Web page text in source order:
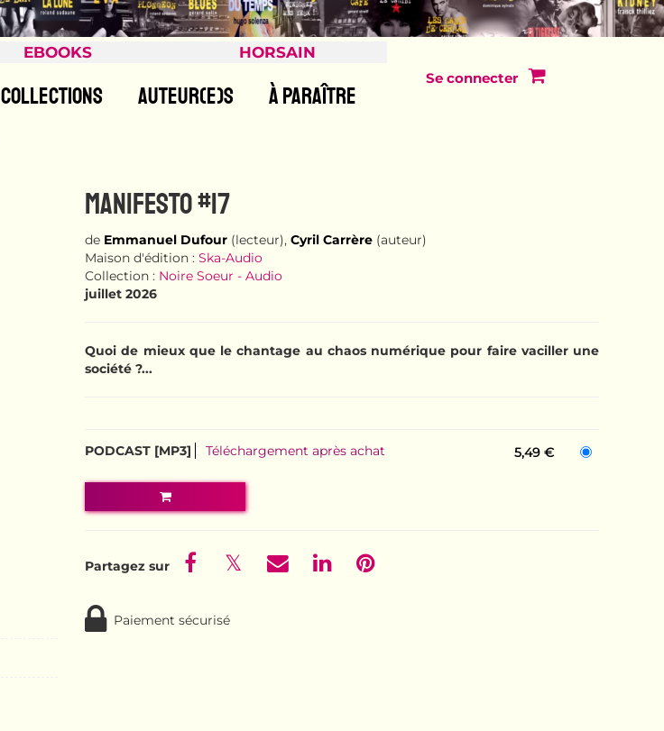
EBOOKS HORSAIN
COLLECTIONS AUTEUR(E)S À PARAÎTRE
Se connecter
MANIFESTO #17
de Emmanuel Dufour (lecteur), Cyril Carrère (auteur)
Maison d'édition : Ska-Audio
Collection : Noire Soeur - Audio
juillet 2026
Quoi de mieux que le chantage au chaos numérique pour faire vaciller une
société ?...
PODCAST [MP3] Téléchargement après achat 5,49 €
Paiement sécurisé